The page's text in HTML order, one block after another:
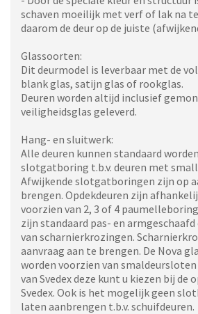
schaven moeilijk met verf of lak na
daarom de deur op de juiste
Glassoorten:
Dit deurmodel is leverbaar met de
blank glas, satijn glas of rookglas.
Deuren worden altijd inclusief
veiligheidsglas geleverd.
Hang- en sluitwerk:
Alle deuren kunnen standaard
slotgatboring t.b.v. deuren met
Afwijkende slotgatboringen zijn op
brengen. Opdekdeuren zijn
voorzien van 2, 3 of 4
zijn standaard pas- en
van scharnierkrozingen.
aanvraag aan te brengen. De Nova
worden voorzien van
van Svedex deze kunt u kiezen bij de
Svedex. Ook is het mogelijk geen
laten aanbrengen t.b.v. schuifdeuren.